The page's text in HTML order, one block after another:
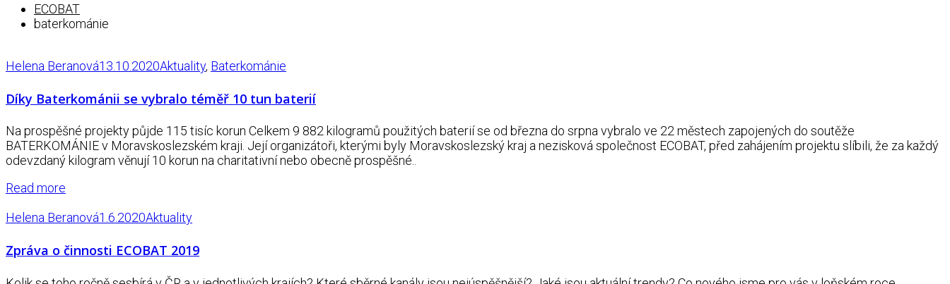
ECOBAT
baterkománie
Helena Beranová13.10.2020Aktuality, Baterkománie
Díky Baterkománii se vybralo téměř 10 tun baterií
Na prospěšné projekty půjde 115 tisíc korun Celkem 9 882 kilogramů použitých baterií se od března do srpna vybralo ve 22 městech zapojených do soutěže
BATERKOMÁNIE v Moravskoslezském kraji. Její organizátoři, kterými byly Moravskoslezský kraj a nezisková společnost ECOBAT, před zahájením projektu slíbili, že za každý
odevzdaný kilogram věnují 10 korun na charitativní nebo obecně prospěšné..
Read more
Helena Beranová1.6.2020Aktuality
Zpráva o činnosti ECOBAT 2019